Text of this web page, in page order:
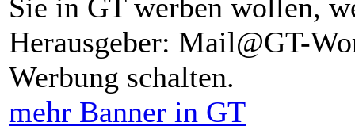
Sie in GT werben wollen,
Herausgeber: Mail@GT-
Werbung schalten.
mehr Banner in GT